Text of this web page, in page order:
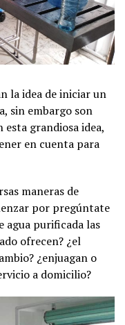
la idea de iniciar un
sin embargo son
esta grandiosa idea,
en cuenta para
maneras de
por pregúntate
agua purificada las
ofrecen? ¿el
¿enjuagan o
a domicilio?